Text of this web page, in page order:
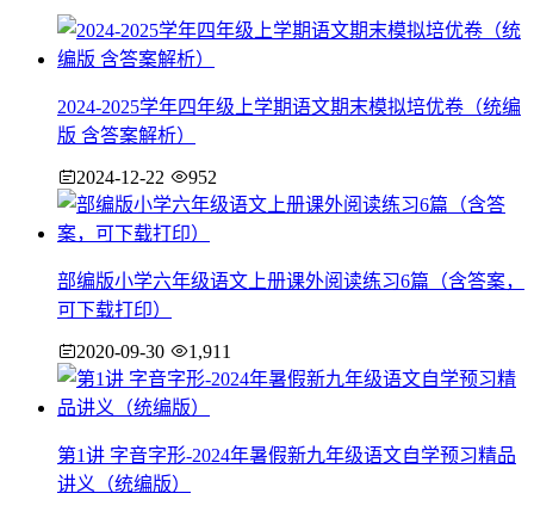
2024-2025学年四年级上学期语文期末模拟培优卷（统编
版 含答案解析）
2024-12-22 952
部编版小学六年级语文上册课外阅读练习6篇（含答案，
可下载打印）
2020-09-30 1,911
第1讲 字音字形-2024年暑假新九年级语文自学预习精品
讲义（统编版）